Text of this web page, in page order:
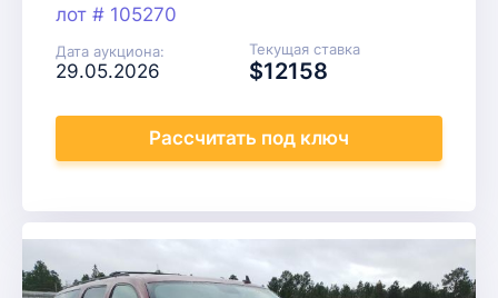
лот # 105270
Дата аукциона:
29.05.2026
Текущая ставка
$12158
Рассчитать под ключ